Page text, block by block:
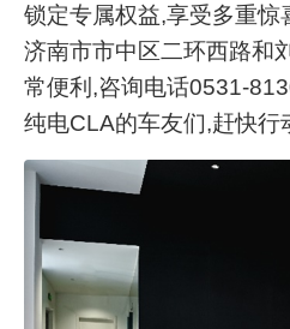
锁定专属权益,享受多重惊
济南市市中区二环西路和
常便利,咨询电话0531-
纯电CLA的车友们,赶快行